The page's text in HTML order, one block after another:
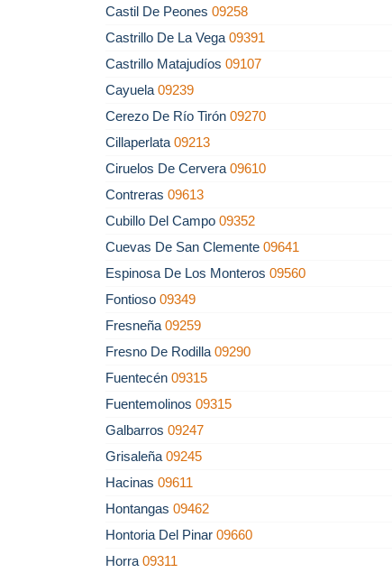
Castil De Peones 09258
Castrillo De La Vega 09391
Castrillo Matajudíos 09107
Cayuela 09239
Cerezo De Río Tirón 09270
Cillaperlata 09213
Ciruelos De Cervera 09610
Contreras 09613
Cubillo Del Campo 09352
Cuevas De San Clemente 09641
Espinosa De Los Monteros 09560
Fontioso 09349
Fresneña 09259
Fresno De Rodilla 09290
Fuentecén 09315
Fuentemolinos 09315
Galbarros 09247
Grisaleña 09245
Hacinas 09611
Hontangas 09462
Hontoria Del Pinar 09660
Horra 09311